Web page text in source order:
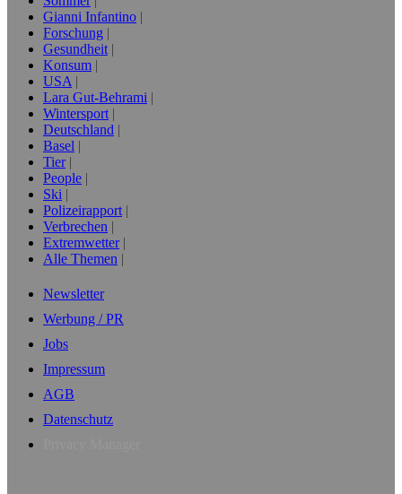
Gianni Infantino
Forschung
Gesundheit
Konsum
USA
Lara Gut-Behrami
Wintersport
Deutschland
Basel
Tier
People
Ski
Polizeirapport
Verbrechen
Extremwetter
Alle Themen
Newsletter
Werbung / PR
Jobs
Impressum
AGB
Datenschutz